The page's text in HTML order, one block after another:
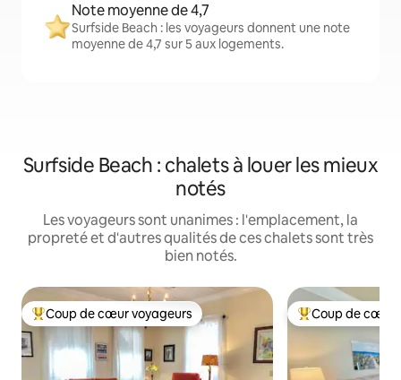
Note moyenne de 4,7
Surfside Beach : les voyageurs donnent une note
moyenne de 4,7 sur 5 aux logements.
Surfside Beach : chalets à louer les mieux
notés
Les voyageurs sont unanimes : l'emplacement, la
propreté et d'autres qualités de ces chalets sont très
bien notés.
Coup de cœur voyageurs parmi les plus aimés
Coup de cœur voyageurs Coup de cœur
Coup de cœur